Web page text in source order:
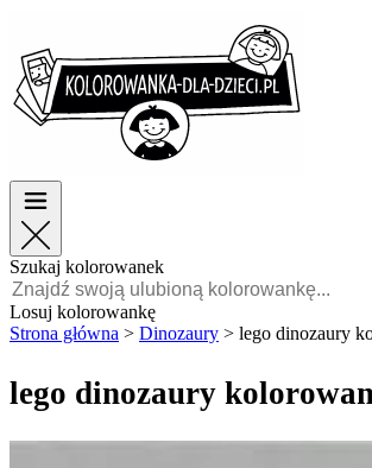
TOP kategorie
Dla chłopców
Dla dziewczynek
Polski
POLSKI
FRANÇAIS
TOP kategorie
Dla chłopców
Dla dziewczynek
Szukaj kolorowanek
Losuj kolorowankę
Strona główna > Dinozaury > lego dinozaury
lego dinozaury